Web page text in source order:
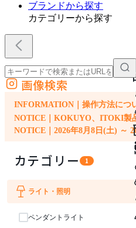
ブランドから探す
カテゴリーから探す
外部サイトの商品をカートに追加
他のサイトで見つけた商品ページのURLを貼り付
画像検索
INFORMATION｜操作方法につ
NOTICE｜KOKUYO、ITOKI製
NOTICE｜2026年8月8日(土) ～
カテゴリー 1
ソファ
チェア・椅子
テーブル・デスク
収納家具
インテリア雑貨
ライト・照明
ペンダントライト